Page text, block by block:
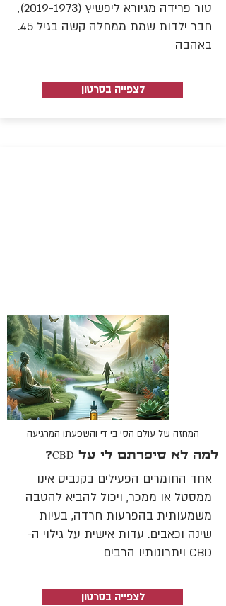
טור פרידה מגיורא ליפשיץ (2019-1973)
,
חבר ילדות שמת ממחלה קשה בגיל 45.
באהבה
לצפייה בסרטון
המחזה של עולם הסי בי די והשפעתו המרגיעה
למה לא סיפרתם לי על CBD?
אחד החומרים הפעילים בקנביס אינו
ממסטל או ממכר, ויכול להביא להטבה
משמעותית בהפרעות חרדה, בעיות
שינה וכאבים. עדות אישית על גילוי ה-
CBD ויתרונותיו הרבים
לצפייה בסרטון